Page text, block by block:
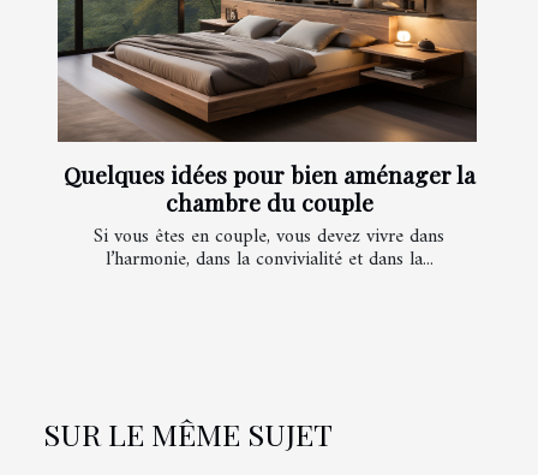
Quelques idées pour bien aménager la
chambre du couple
Si vous êtes en couple, vous devez vivre dans
l’harmonie, dans la convivialité et dans la...
SUR LE MÊME SUJET